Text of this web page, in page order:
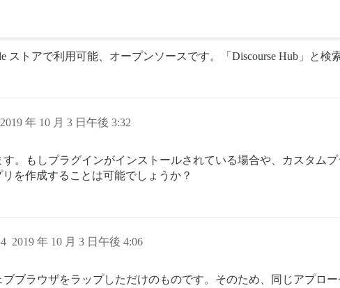
ストアで利用可能、オープンソースです。「Discourse Hub」と検
2019 年 10 月 3 日午後 3:32
。もしプラグインがインストールされている場合や、カスタム
リを作成することは可能でしょうか？
2019 年 10 月 3 日午後 4:06
4
ブラウザをラップしただけのものです。そのため、同じアプロ